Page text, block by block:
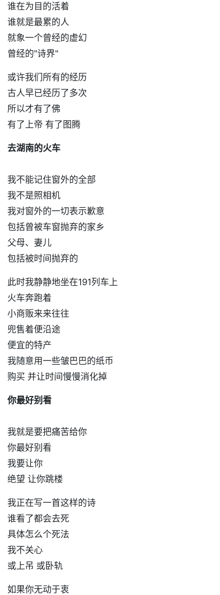
谁在为目的活着
谁就是最累的人
就象一个曾经的虚幻
曾经的"诗界"
或许我们所有的经历
古人早已经历了多次
所以才有了佛
有了上帝 有了图腾
去湖南的火车
我不能记住窗外的全部
我不是照相机
我对窗外的一切表示歉意
包括曾被车窗抛弃的家乡
父母、妻儿
包括被时间抛弃的
此时我静静地坐在191列车上
火车奔跑着
小商贩来来往往
兜售着便沿途
便宜的特产
我随意用一些皱巴巴的纸币
购买 并让时间慢慢消化掉
你最好别看
我就是要把痛苦给你
你最好别看
我要让你
绝望 让你跳楼
我正在写一首这样的诗
谁看了都会去死
具体怎么个死法
我不关心
或上吊 或卧轨
如果你无动于衷